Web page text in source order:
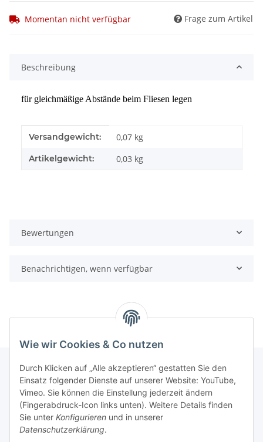
Wie wir Cookies & Co nutzen
Durch Klicken auf „Alle akzeptieren“ gestatten Sie den
Einsatz folgender Dienste auf unserer Website: YouTube,
Vimeo. Sie können die Einstellung jederzeit ändern
(Fingerabdruck-Icon links unten). Weitere Details finden
Sie unter Konfigurieren und in unserer
Datenschutzerklärung.
Momentan nicht verfügbar Frage zum Artikel
Beschreibung
für gleichmäßige Abstände beim Fliesen legen
Produkteigenschaft
Wert
Versandgewicht: 0,07 kg
Artikelgewicht: 0,03 kg
Bewertungen
Benachrichtigen, wenn verfügbar
Informationen
Gesetzliche Informationen